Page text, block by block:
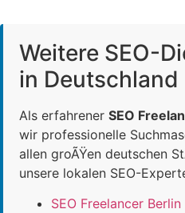
Weitere SEO-
in Deutschland
Als erfahrener SEO
wir professionelle
allen groÃŸen deutschen
unsere lokalen SEO-
SEO Freelancer Berlin